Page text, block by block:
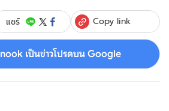
แชร์ Copy link
เป็นข่าวโปรดบน Google